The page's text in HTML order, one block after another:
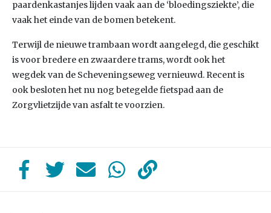
paardenkastanjes lijden vaak aan de ‘bloedingsziekte’, die
vaak het einde van de bomen betekent.
Terwijl de nieuwe trambaan wordt aangelegd, die geschikt
is voor bredere en zwaardere trams, wordt ook het
wegdek van de Scheveningseweg vernieuwd. Recent is
ook besloten het nu nog betegelde fietspad aan de
Zorgvlietzijde van asfalt te voorzien.